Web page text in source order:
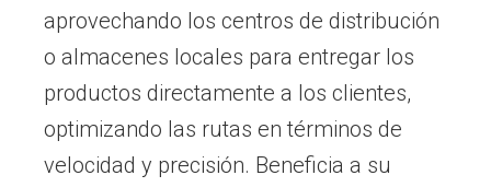
aprovechando los centros de distribución
o almacenes locales para entregar los
productos directamente a los clientes,
optimizando las rutas en términos de
velocidad y precisión. Beneficia a su